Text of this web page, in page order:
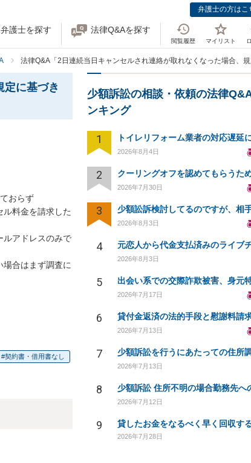
弁護士の方はこ
弁護士を探す 法律Q&Aを探す
閲覧履歴 マイリスト
法律Q&A「2日連続当日キャンセルされ連絡が取れなくなった場合、
定に基づき
おらず
料金を請求した
ルアドレスのみで
場合はまず調査に
契約書・借用書なし
少額訴訟の相談・依頼の法律
ンキング
1
2026年8月4日
2
2026年7月30日
3
2026年8月3日
4
2026年8月3日
5
2026年7月17日
6
2026年7月13日
7 少額訴訟を行うにあたっての住所
2026年7月13日
8
2026年7月12日
9 貸したお金をなるべく早く回収す
2026年7月28日